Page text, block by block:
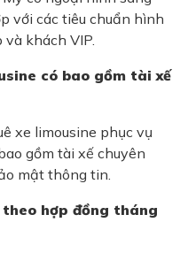
với các tiêu chuẩn hình
khách VIP.
có bao gồm tài xế
xe limousine phục vụ
gồm tài xế chuyên
mật thông tin.
hợp đồng tháng